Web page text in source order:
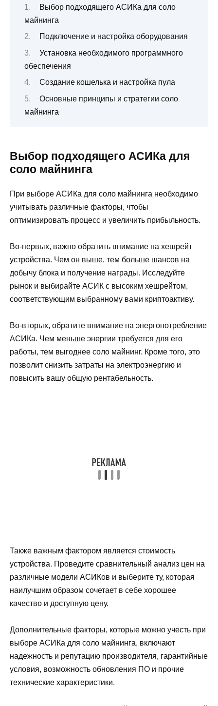
Выбор подходящего АСИКа для соло
майнинга
Подключение и настройка оборудования
Установка необходимого программного
обеспечения
Создание кошелька и настройка пула
Основные принципы и стратегии соло
майнинга
Выбор подходящего АСИКа для
соло майнинга
При выборе АСИКа для соло майнинга необходимо
учитывать различные факторы, чтобы
оптимизировать процесс и увеличить прибыльность.
Во-первых, важно обратить внимание на хешрейт
устройства. Чем он выше, тем больше шансов на
добычу блока и получение награды. Исследуйте
рынок и выбирайте АСИК с высоким хешрейтом,
соответствующим выбранному вами криптоактиву.
Во-вторых, обратите внимание на энергопотребление
АСИКа. Чем меньше энергии требуется для его
работы, тем выгоднее соло майнинг. Кроме того, это
позволит снизить затраты на электроэнергию и
повысить вашу общую рентабельность.
Также важным фактором является стоимость
устройства. Проведите сравнительный анализ цен на
различные модели АСИКов и выберите ту, которая
наилучшим образом сочетает в себе хорошее
качество и доступную цену.
Дополнительные факторы, которые можно учесть при
выборе АСИКа для соло майнинга, включают
надежность и репутацию производителя, гарантийные
условия, возможность обновления ПО и прочие
технические характеристики.